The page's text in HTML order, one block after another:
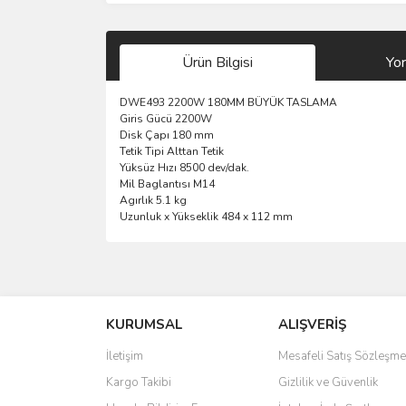
Ürün Bilgisi
DWE493 2200W 180MM BÜYÜK TASLAMA
Giris Gücü 2200W
Disk Çapı 180 mm
Tetik Tipi Alttan Tetik
Yüksüz Hızı 8500 dev/dak.
Mil Baglantısı M14
Agırlık 5.1 kg
Uzunluk x Yükseklik 484 x 112 mm
Ürün resmi kalitesiz, bozuk veya görüntülenemiyor.
Ürün açıklamasında eksik bilgiler bulunuyor.
Ürün bilgilerinde hatalar bulunuyor.
Ürün fiyatı diğer sitelerden daha pahalı.
KURUMSAL
İletişim
Kargo Takibi
ALIŞVERİŞ
Mesafeli Satış
Gizlilik ve Güvenlik